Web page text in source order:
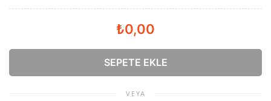
₺0,00
SEPETE EKLE
VEYA